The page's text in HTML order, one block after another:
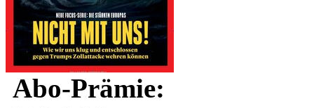
Abo-Prämie: